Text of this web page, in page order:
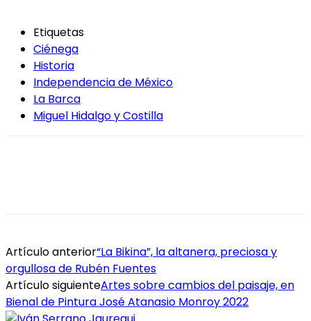
Etiquetas
Ciénega
Historia
Independencia de México
La Barca
Miguel Hidalgo y Costilla
Artículo anterior“La Bikina”, la altanera, preciosa y
orgullosa de Rubén Fuentes
Artículo siguienteArtes sobre cambios del paisaje, en
Bienal de Pintura José Atanasio Monroy 2022